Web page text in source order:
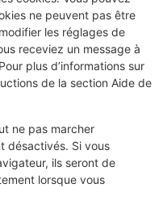
ne peuvent pas être
les réglages de
receviez un message à
plus d’informations sur
de la section Aide de
ne pas marcher
désactivés. Si vous
ils seront de
lorsque vous